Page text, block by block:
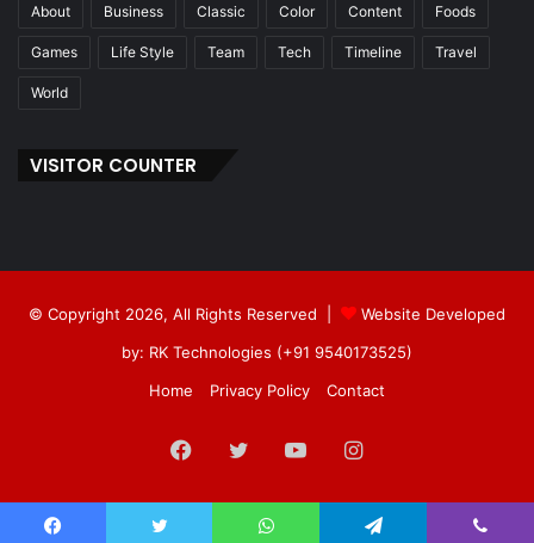
About Business Classic Color Content Foods
Games Life Style Team Tech Timeline Travel
World
VISITOR COUNTER
© Copyright 2026, All Rights Reserved |
Website Developed
by: RK Technologies (+91 9540173525)
Home
Privacy Policy Contact
Facebook
TwitterYouTubeInstagram